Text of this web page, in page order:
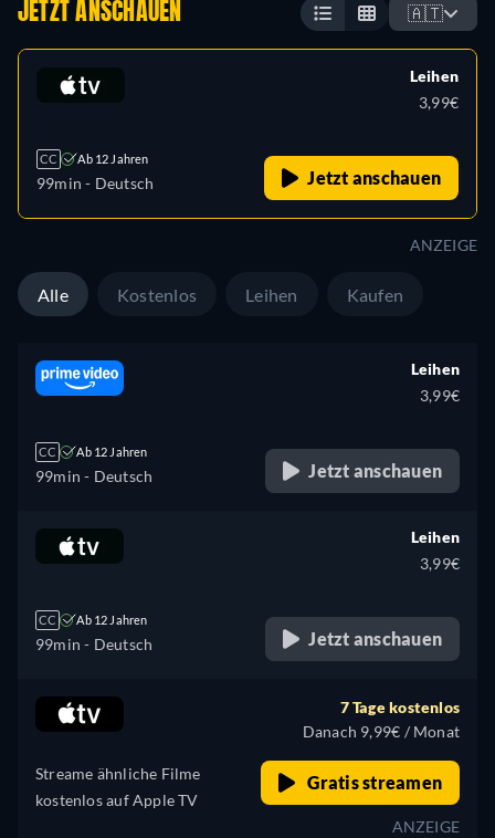
JETZT ANSCHAUEN 🇦🇹
CC Ab 12 Jahren
99min - Deutsch
Leihen
3,99€
Jetzt anschauen
ANZEIGE
Alle Kostenlos Leihen Kaufen
CC Ab 12 Jahren
99min - Deutsch
Leihen
3,99€
Jetzt anschauen
CC Ab 12 Jahren
99min - Deutsch
Leihen
3,99€
Jetzt anschauen
Streame ähnliche Filme
kostenlos auf Apple TV
7 Tage kostenlos
Danach 9,99€ / Monat
Gratis streamen
ANZEIGE